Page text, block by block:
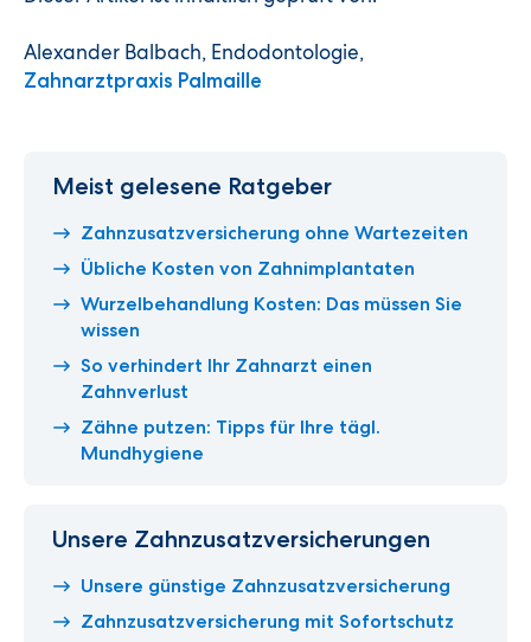
Alexander Balbach, Endodontologie,
Zahnarztpraxis Palmaille
Meist gelesene Ratgeber
Zahnzusatzversicherung ohne Wartezeiten
Übliche Kosten von Zahnimplantaten
Wurzelbehandlung Kosten: Das müssen Sie
wissen
So verhindert Ihr Zahnarzt einen
Zahnverlust
Zähne putzen: Tipps für Ihre tägl.
Mundhygiene
Unsere Zahnzusatzversicherungen
Unsere günstige Zahnzusatzversicherung
Zahnzusatzversicherung mit Sofortschutz